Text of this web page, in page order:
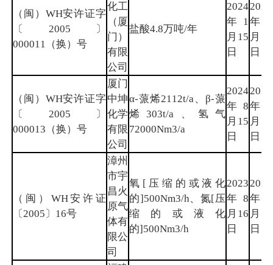
（闽）WH安许证字
〔2005〕
000011（换）号
化工
（厦
门）
有限
公司
盐酸4.8万吨/年
2024
年1
月15
日
2026
年7
月7
日
（闽）WH安许证字
〔2005〕
000013（换）号
厦门
中坤
化学
有限
公司
α-蒎烯2112t/a、β-蒎
烯303t/a、氢气
72000Nm3/a
2024
年8
月15
日
2026
年8
月2
日
（闽）WH安许证
〔2005〕16号
漳州
市宇
昌火
原气
体有
限公
司
氧[压缩的或液化
的]500Nm3/h、氮[压
缩的或液化
的]500Nm3/h
2023
年8
月16
日
2026
年8
月2
日